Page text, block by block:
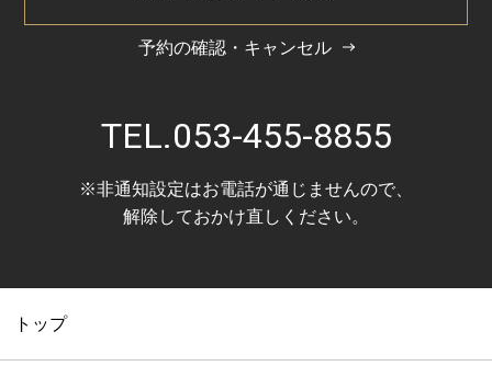
予約の確認・キャンセル
TEL.053-455-8855
※非通知設定はお電話が通じませんので、
解除しておかけ直しください。
トップ